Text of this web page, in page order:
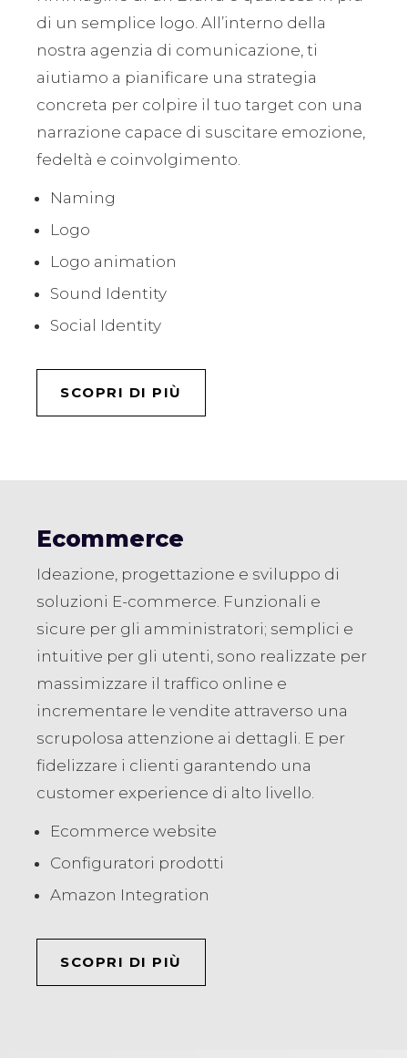
di un semplice logo. All’interno della
nostra agenzia di comunicazione, ti
aiutiamo a pianificare una strategia
concreta per colpire il tuo target con una
narrazione capace di suscitare emozione,
fedeltà e coinvolgimento.
Naming
Logo
Logo animation
Sound Identity
Social Identity
SCOPRI DI PIÙ
Ecommerce
Ideazione, progettazione e sviluppo di
soluzioni E-commerce. Funzionali e
sicure per gli amministratori; semplici e
intuitive per gli utenti, sono realizzate per
massimizzare il traffico online e
incrementare le vendite attraverso una
scrupolosa attenzione ai dettagli. E per
fidelizzare i clienti garantendo una
customer experience di alto livello.
Ecommerce website
Configuratori prodotti
Amazon Integration
SCOPRI DI PIÙ